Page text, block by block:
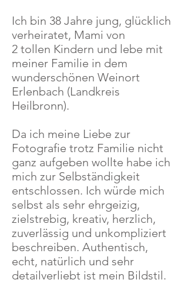
Ich bin 38 Jahre jung, glücklich
verheiratet, Mami von
2 tollen Kindern und lebe mit
meiner Familie in dem
wunderschönen Weinort
Erlenbach (Landkreis
Heilbronn).
Da ich meine Liebe zur
Fotografie trotz Familie nicht
ganz aufgeben wollte habe ich
mich zur Selbständigkeit
entschlossen. Ich würde mich
selbst als sehr ehrgeizig,
zielstrebig, kreativ, herzlich,
zuverlässig und unkompliziert
beschreiben. Authentisch,
echt, natürlich und sehr
detailverliebt ist mein Bildstil.